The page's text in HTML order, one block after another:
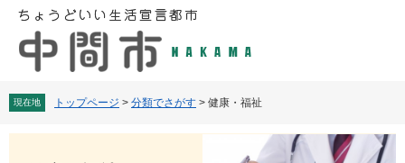
現在地 トップページ > 分類でさがす > 健康・福祉